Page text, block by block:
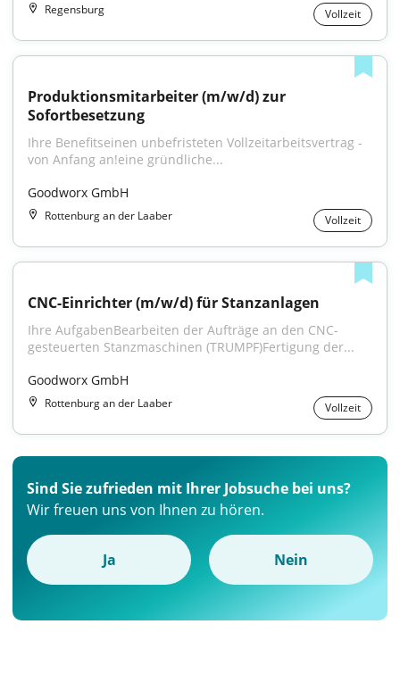
Regensburg Vollzeit
Produktionsmitarbeiter (m/w/d) zur
Sofortbesetzung
Ihre Benefitseinen unbefristeten Vollzeitarbeitsvertrag -
von Anfang an!eine gründliche...
Goodworx GmbH
Rottenburg an der Laaber Vollzeit
CNC-Einrichter (m/w/d) für Stanzanlagen
Ihre AufgabenBearbeiten der Aufträge an den CNC-
gesteuerten Stanzmaschinen (TRUMPF)Fertigung der...
Goodworx GmbH
Rottenburg an der Laaber Vollzeit
Sind Sie zufrieden mit Ihrer Jobsuche bei uns?
Wir freuen uns von Ihnen zu hören.
Ja Nein